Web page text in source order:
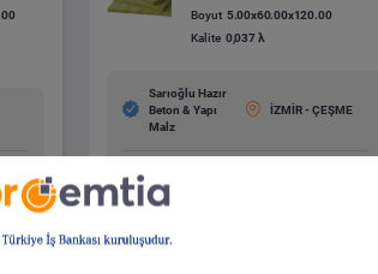
Boyut 5.00x60.00x120.00
Kalite 0,037 λ
Sarıoğlu Hazır
Beton & Yapı
Malz
İZMİR - ÇEŞME
937,50 ₺/Adet